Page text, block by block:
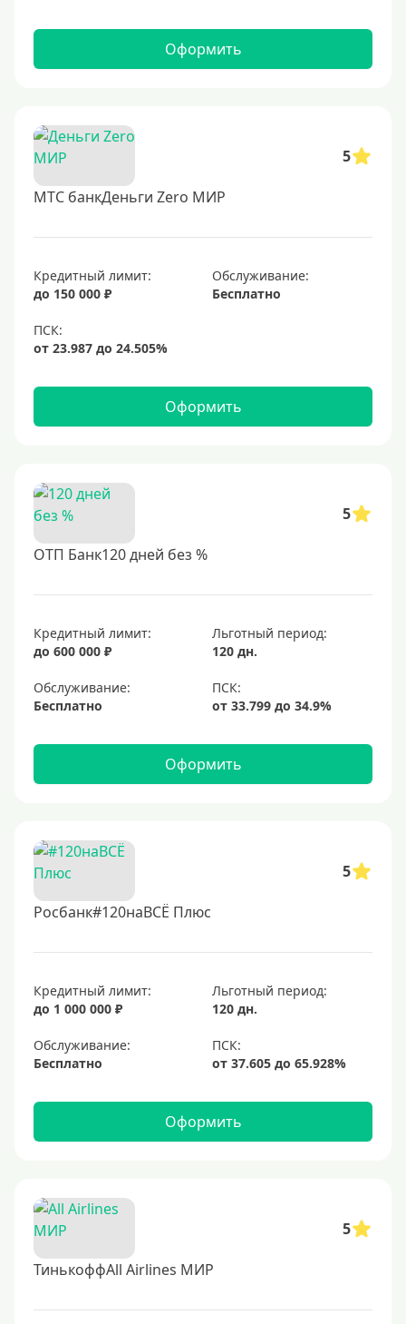
Оформить
5
МТС банкДеньги Zero МИР
Кредитный лимит:
до 150 000 ₽
Обслуживание:
Бесплатно
Оформить
5
ОТП Банк120 дней без %
Кредитный лимит:
до 600 000 ₽
Льготный период:
120 дн.
Обслуживание:
Бесплатно
Оформить
5
Росбанк#120наВСЁ Плюс
Кредитный лимит:
до 1 000 000 ₽
Льготный период:
120 дн.
Обслуживание:
Бесплатно
Оформить
5
ТинькоффAll Airlines МИР